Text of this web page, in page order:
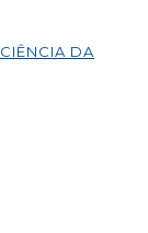
DA